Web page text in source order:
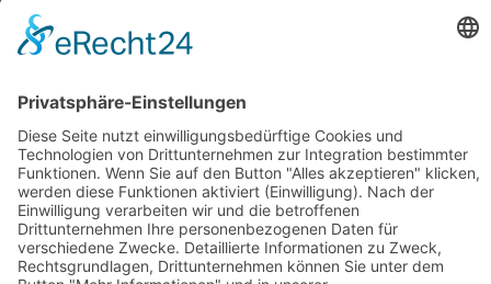
Für Sie
entstehen
oder Preis.
Impressum Datenschutz